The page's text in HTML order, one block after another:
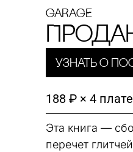
GARAGE
Узнать о
188 ₽ × 4
Эта книга —
перечет